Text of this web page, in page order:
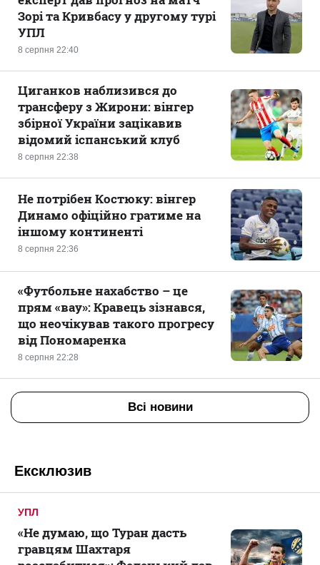
8 серпня 22:40
Зорі та Кривбасу у другому турі
УПЛ
8 серпня 22:38
Циганков наблизився до
трансферу з Жирони: вінгер
збірної України зацікавив
відомий іспанський клуб
8 серпня 22:36
Не потрібен Костюку: вінгер
Динамо офіційно гратиме на
іншому континенті
8 серпня 22:28
«Футбольне нахабство – це
прям «вау»: Кравець зізнався,
що неочікував такого прогресу
від Пономаренка
Всі новини
Ексклюзив
УПЛ
«Не думаю, що Туран дасть
гравцям Шахтаря